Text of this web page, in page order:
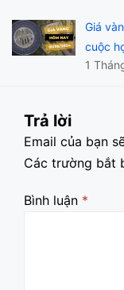
Giá
cuộc
1
Trả lời
Email của bạn
Các trường bắt
Bình luận *